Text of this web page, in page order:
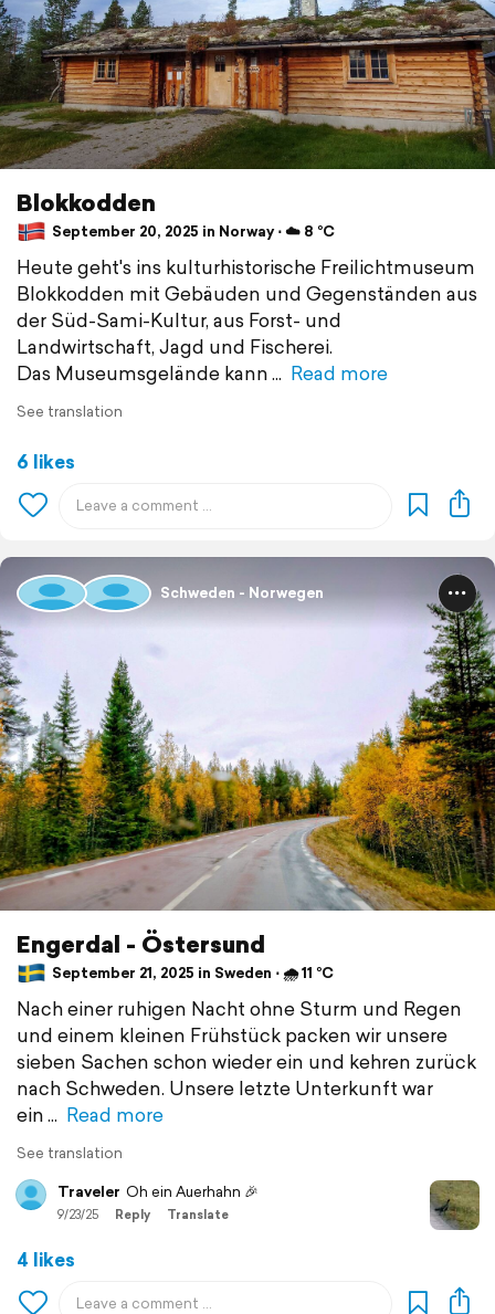
Blokkodden
September 20, 2025 in Norway ⋅ ☁️ 8 °C
Heute geht's ins kulturhistorische Freilichtmuseum
Blokkodden mit Gebäuden und Gegenständen aus
der Süd-Sami-Kultur, aus Forst- und
Landwirtschaft, Jagd und Fischerei.
Das Museumsgelände kann
Read more
See translation
6 likes
Schweden - Norwegen
Engerdal - Östersund
September 21, 2025 in Sweden ⋅ 🌧 11 °C
Nach einer ruhigen Nacht ohne Sturm und Regen
und einem kleinen Frühstück packen wir unsere
sieben Sachen schon wieder ein und kehren zurück
nach Schweden. Unsere letzte Unterkunft war
ein
Read more
See translation
Traveler Oh ein Auerhahn 🎉
9/23/25 Reply Translate
4 likes